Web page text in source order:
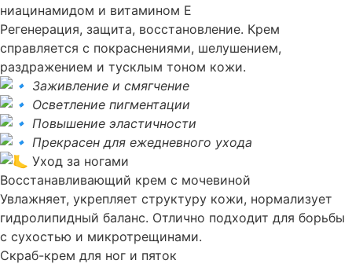
ниацинамидом и витамином Е
Регенерация, защита, восстановление. Крем
справляется с покраснениями, шелушением,
раздражением и тусклым тоном кожи.
Заживление и смягчение
Осветление пигментации
Повышение эластичности
Прекрасен для ежедневного ухода
Уход за ногами
Восстанавливающий крем с мочевиной
Увлажняет, укрепляет структуру кожи, нормализует
гидролипидный баланс. Отлично подходит для борьбы
с сухостью и микротрещинами.
Скраб-крем для ног и пяток